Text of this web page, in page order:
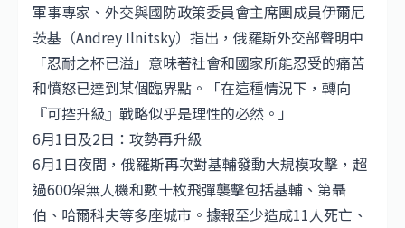
軍事專家、外交與國防政策委員會主席團成員伊爾尼
茨基（Andrey Ilnitsky）指出，俄羅斯外交部聲明中
「忍耐之杯已溢」意味著社會和國家所能忍受的痛苦
和憤怒已達到某個臨界點。「在這種情況下，轉向
『可控升級』戰略似乎是理性的必然。」
6月1日及2日：攻勢再升級
6月1日夜間，俄羅斯再次對基輔發動大規模攻擊，超
過600架無人機和數十枚飛彈襲擊包括基輔、第聶
伯、哈爾科夫等多座城市。據報至少造成11人死亡、